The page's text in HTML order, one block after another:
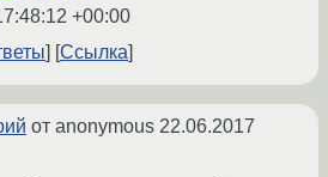
+00:00
Ссылка
от anonymous 22.06.2017